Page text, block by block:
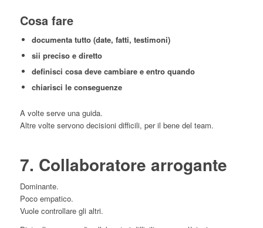
Cosa fare
documenta tutto (date, fatti, testimoni)
sii preciso e diretto
definisci cosa deve cambiare e entro quando
chiarisci le conseguenze
A volte serve una guida.
Altre volte servono decisioni difficili, per il bene del team.
7. Collaboratore arrogante
Dominante.
Poco empatico.
Vuole controllare gli altri.